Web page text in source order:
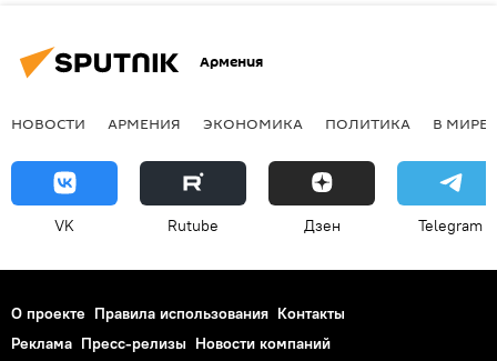
Армения
НОВОСТИ АРМЕНИЯ ЭКОНОМИКА ПОЛИТИКА В МИРЕ
VK Rutube Дзен Telegram
О проекте Правила использования Контакты
Реклама Пресс-релизы Новости компаний